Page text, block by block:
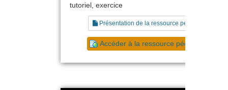
tutoriel, exercice
Présentation de la ressource pédagogique
Accéder à la ressource pédagogique